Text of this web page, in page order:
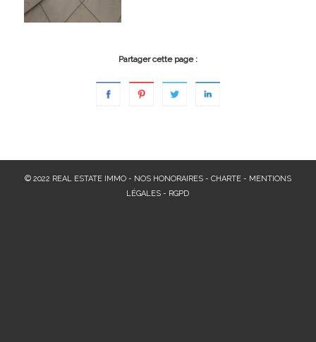
Partager cette page :
© 2022 REAL ESTATE IMMO - NOS HONORAIRES- CHARTE- MENTIONS
LÉGALES - RGPD